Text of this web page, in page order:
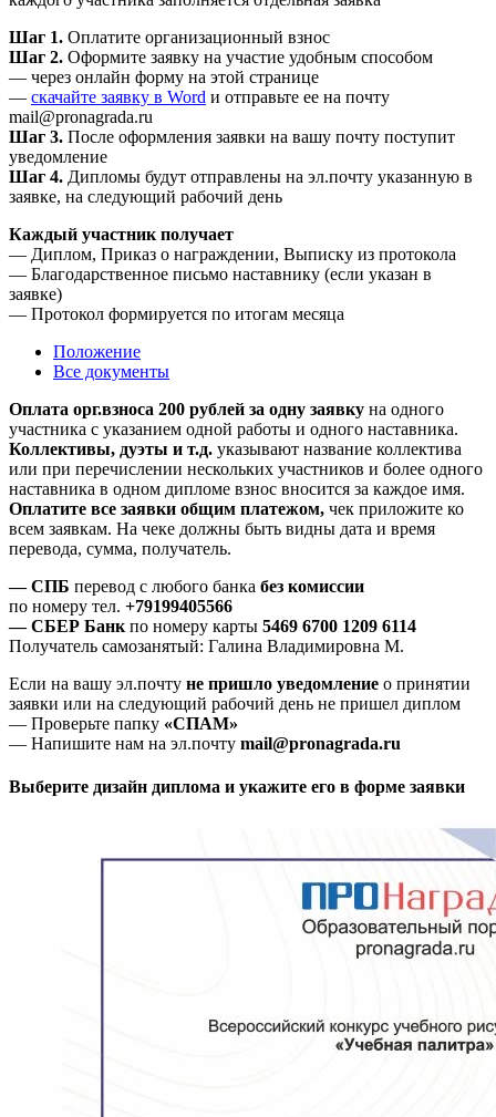
Шаг 1. Оплатите организационный взнос
Шаг 2. Оформите заявку на участие удобным способом
— через онлайн форму на этой странице
— скачайте заявку в Word и отправьте ее на почту
mail@pronagrada.ru
Шаг 3. После оформления заявки на вашу почту поступит
уведомление
Шаг 4. Дипломы будут отправлены на эл.почту указанную в
заявке, на следующий рабочий день
Каждый участник получает
— Диплом, Приказ о награждении, Выписку из протокола
— Благодарственное письмо наставнику (если указан в
заявке)
— Протокол формируется по итогам месяца
Положение
Все документы
Оплата орг.взноса 200 рублей за одну заявку на одного
участника с указанием одной работы и одного наставника.
Коллективы, дуэты и т.д. указывают название коллектива
или при перечислении нескольких участников и более одного
наставника в одном дипломе взнос вносится за каждое имя.
Оплатите все заявки общим платежом, чек приложите ко
всем заявкам. На чеке должны быть видны дата и время
перевода, сумма, получатель.
— СПБ перевод с любого банка без комиссии
по номеру тел. +79199405566
— СБЕР Банк по номеру карты 5469 6700 1209 6114
Получатель самозанятый: Галина Владимировна М.
Если на вашу эл.почту не пришло уведомление о принятии
заявки или на следующий рабочий день не пришел диплом
— Проверьте папку «СПАМ»
— Напишите нам на эл.почту mail@pronagrada.ru
Выберите дизайн диплома и укажите его в форме заявки